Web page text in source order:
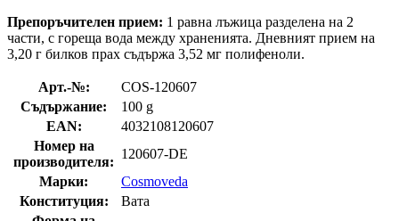
Препоръчителен прием: 1 равна лъжица разделена на 2
части, с гореща вода между храненията. Дневният прием на
3,20 г билков прах съдържа 3,52 мг полифеноли.
Арт.-№:
COS-120607
Съдържание:
100 g
EAN:
4032108120607
Номер на
производителя:
120607-DE
Марки:
Cosmoveda
Конституция:
Вата